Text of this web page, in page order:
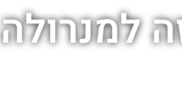
למנרולה